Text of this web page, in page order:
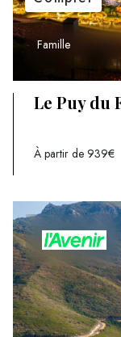
Famille
Le Puy du
À partir de 939€